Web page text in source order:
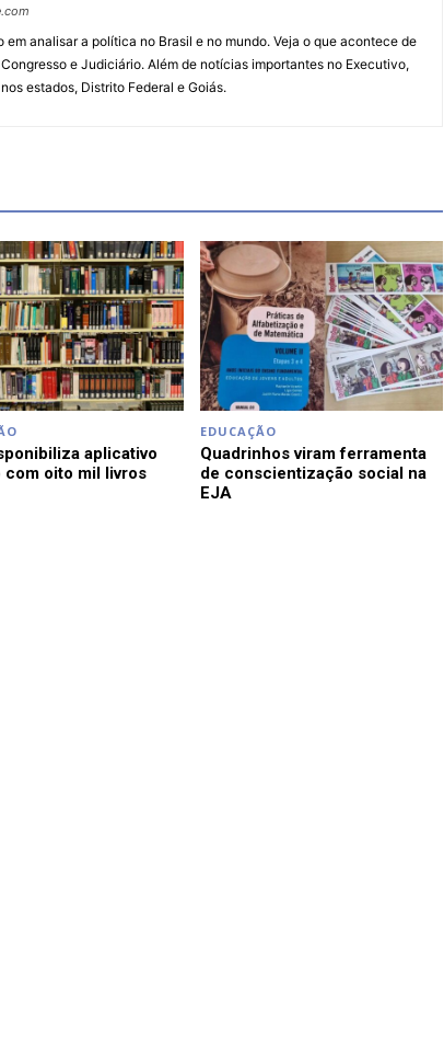
em analisar a política no Brasil e no mundo. Veja o que acontece de
e Judiciário. Além de notícias importantes no Executivo,
estados, Distrito Federal e Goiás.
aplicativo
com oito mil livros
EDUCAÇÃO
Quadrinhos viram ferramenta
de conscientização social na
EJA